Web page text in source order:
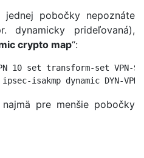
pobočky nepoznáte
dynamicky prideľovaná),
crypto map“:
10 set transform-set VPN-
pre menšie pobočky